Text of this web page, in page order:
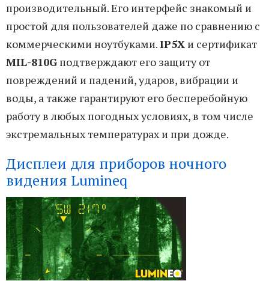
производительный. Его интерфейс знакомый и
простой для пользователей даже по сравнению с
коммерческими ноутбуками.IP5X и сертификат
MIL-810G подтверждают его защиту от
повреждений и падений, ударов, вибрации и
воды, а также гарантируют его бесперебойную
работу в любых погодных условиях, в том числе
экстремальных температурах и при дожде.
Дисплеи для приборов ночного
видения Lumineq